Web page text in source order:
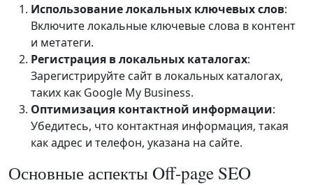
Использование локальных ключевых слов:
Включите локальные ключевые слова в контент
и метатеги.
Регистрация в локальных каталогах:
Зарегистрируйте сайт в локальных каталогах,
таких как Google My Business.
Оптимизация контактной информации:
Убедитесь, что контактная информация, такая
как адрес и телефон, указана на сайте.
Основные аспекты Off-page SEO